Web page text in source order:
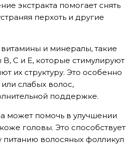
экстракта помогает снять
перхоть и другие
витамины и минералы, такие
C и E, которые стимулируют
их структуру. Это особенно
или слабых волос,
поддержке.
может помочь в улучшении
головы. Это способствует
волосяных фолликул